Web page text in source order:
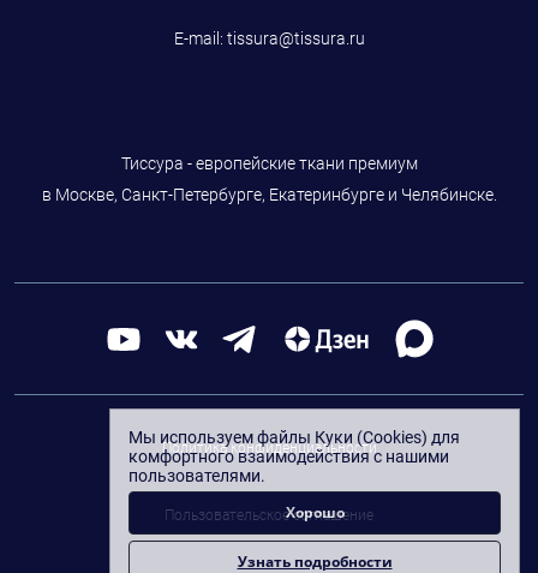
E-mail: tissura@tissura.ru
Тиссура - европейские ткани премиум
в Москве, Санкт-Петербурге, Екатеринбурге и Челябинске.
Политика конфиденциальности
Пользовательское соглашение
Мы используем файлы Куки (Cookies) для
комфортного взаимодействия с нашими
пользователями.
Хорошо
Узнать подробности